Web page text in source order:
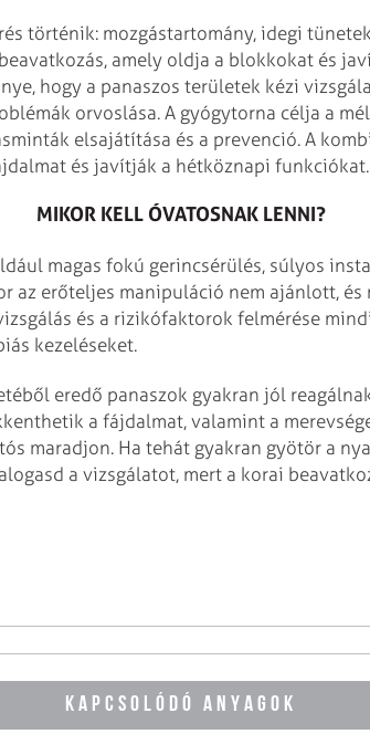
történik: mozgástartomány, idegi
amely oldja a blokkokat és
hogy a panaszos területek kézi
orvoslása. A gyógytorna célja a
elsajátítása és a prevenció. A
és javítják a hétköznapi funkciókat.
MIKOR KELL ÓVATOSNAK LENNI?
magas fokú gerincsérülés, súlyos
erőteljes manipuláció nem ajánlott, és
és a rizikófaktorok felmérése
kezeléseket.
eredő panaszok gyakran jól
a fájdalmat, valamint a
maradjon. Ha tehát gyakran gyötör a
a vizsgálatot, mert a korai
KAPCSOLÓDÓ ANYAGOK